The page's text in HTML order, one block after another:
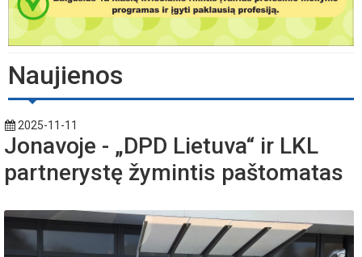
Naujienos
2025-11-11
Jonavoje - „DPD Lietuva“ ir LKL
partnerystę žymintis paštomatas